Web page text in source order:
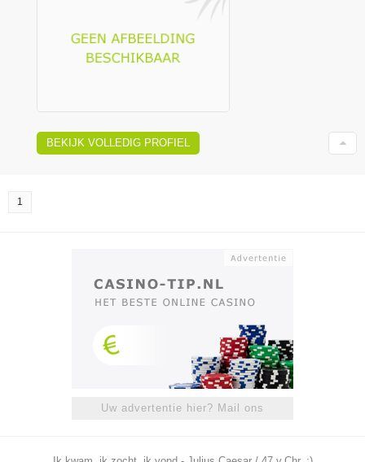
BEKIJK VOLLEDIG PROFIEL
1
Uw advertentie hier? Mail ons